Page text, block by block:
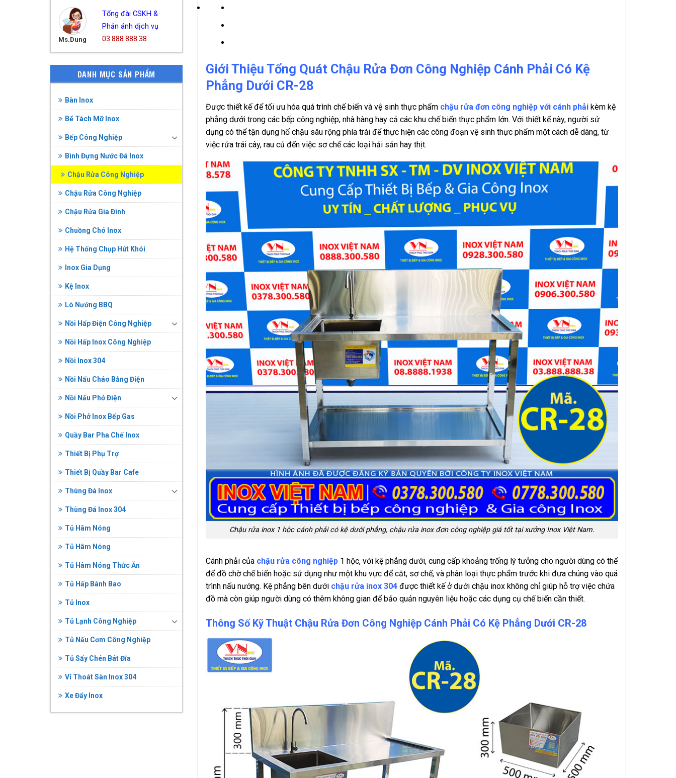
Ms.Dung
Tổng đài CSKH &
Phản ánh dịch vụ
03.888.888.38
DANH MỤC SẢN PHẨM
Bàn Inox
Bể Tách Mỡ Inox
Bếp Công Nghiệp
Bình Đựng Nước Đá Inox
Chậu Rửa Công Nghiệp
Chậu Rửa Công Nghiệp
Chậu Rửa Gia Đình
Chuồng Chó Inox
Hệ Thống Chụp Hút Khói
Inox Gia Dụng
Kệ Inox
Lò Nướng BBQ
Nồi Hấp Điện Công Nghiệp
Nồi Hấp Inox Công Nghiệp
Nồi Inox 304
Nồi Nấu Cháo Bằng Điện
Nồi Nấu Phở Điện
Nồi Phở Inox Bếp Gas
Quầy Bar Pha Chế Inox
Thiết Bị Phụ Trợ
Thiết Bị Quầy Bar Cafe
Thùng Đá Inox
Thùng Đá Inox 304
Tủ Hâm Nóng
Tủ Hâm Nóng
Tủ Hâm Nóng Thức Ăn
Tủ Hấp Bánh Bao
Tủ Inox
Tủ Lạnh Công Nghiệp
Tủ Nấu Cơm Công Nghiệp
Tủ Sấy Chén Bát Đĩa
Vỉ Thoát Sàn Inox 304
Xe Đẩy Inox
Giới Thiệu Tổng Quát Chậu Rửa Đơn Công Nghiệp Cánh Phải Có Kệ
Phẳng Dưới CR-28
Được thiết kế để tối ưu hóa quá trình chế biến và vệ sinh thực phẩm chậu rửa đơn công nghiệp với cánh phải kèm kệ
phẳng dưới trong các bếp công nghiệp, nhà hàng hay cả các khu chế biến thực phẩm lớn. Với thiết kế này, người sử
dụng có thể tận dụng hố chậu sâu rộng phía trái để thực hiện các công đoạn vệ sinh thực phẩm một cách dễ dàng, từ
việc rửa trái cây, rau củ đến việc sơ chế các loại hải sản hay thịt.
Chậu rửa inox 1 hộc cánh phải có kệ dưới phẳng, chậu rửa inox đơn công nghiệp giá tốt tại xưởng Inox Việt Nam.
Cánh phải của chậu rửa công nghiệp 1 hộc, với kệ phẳng dưới, cung cấp khoảng trống lý tưởng cho người dùng có thể
để đồ chờ chế biến hoặc sử dụng như một khu vực để cắt, sơ chế, và phân loại thực phẩm trước khi đưa chúng vào quá
trình nấu nướng. Kệ phẳng bên dưới chậu rửa inox 304 được thiết kế ở dưới chậu inox không chỉ giúp hỗ trợ việc chứa
đồ mà còn giúp người dùng có thêm không gian để bảo quản nguyên liệu hoặc các dụng cụ chế biến cần thiết.
Thông Số Kỹ Thuật Chậu Rửa Đơn Công Nghiệp Cánh Phải Có Kệ Phẳng Dưới CR-28